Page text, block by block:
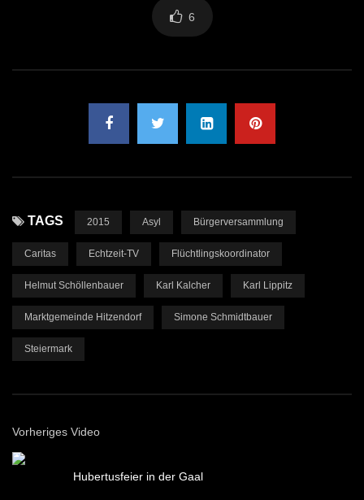
6
TAGS 2015 Asyl Bürgerversammlung
Caritas Echtzeit-TV Flüchtlingskoordinator
Helmut Schöllenbauer Karl Kalcher Karl Lippitz
Marktgemeinde Hitzendorf Simone Schmidtbauer
Steiermark
Vorheriges Video
Hubertusfeier in der Gaal